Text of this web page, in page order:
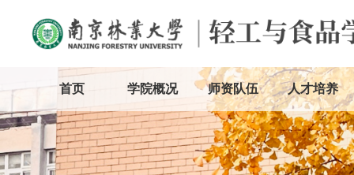
首页 学院概况 师资队伍 人才培养